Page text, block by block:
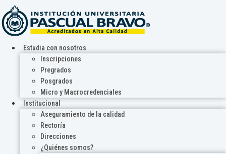
Estudia con nosotros
Inscripciones
Pregrados
Posgrados
Micro y Macrocredenciales
Institucional
Aseguramiento de la calidad
Rectoría
Direcciones
¿Quiénes somos?